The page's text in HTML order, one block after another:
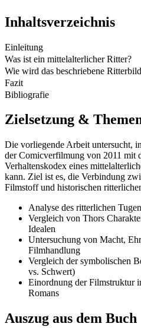
Inhaltsverzeichnis
Einleitung
Was ist ein mittelalterlicher Ritter?
Wie wird das beschriebene
Fazit
Bibliografie
Zielsetzung &
Die vorliegende Arbeit untersucht,
der Comicverfilmung von 2011 mit
Verhaltenskodex eines
kann. Ziel ist es, die Verbindung
Filmstoff und historischen
Analyse des ritterlichen
Vergleich von Thors
Idealen
Untersuchung von Macht,
Filmhandlung
Vergleich der symbolischen
vs. Schwert)
Einordnung der Filmstruktur
Romans
Auszug aus dem Buch